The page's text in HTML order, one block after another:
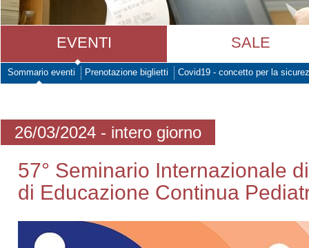
EVENTI SALE
Sommario eventi Prenotazione biglietti Covid19 - concetto per la
26/03/2024 - intero giorno
57° Seminario Internazionale
di Educazione Continua